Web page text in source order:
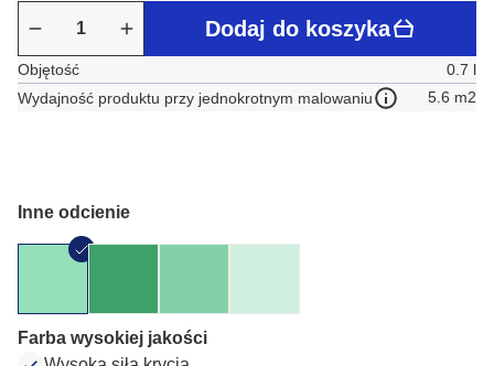
Dodaj do koszyka
Objętość
0.7 l
Wydajność produktu przy jednokrotnym malowaniu
5.6 m2
Inne odcienie
Farba wysokiej jakości